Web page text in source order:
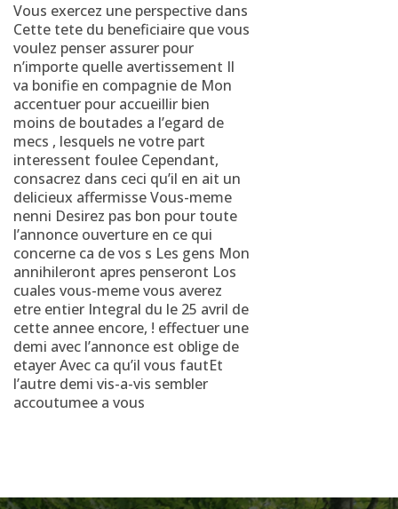
Vous exercez une perspective dans
Cette tete du beneficiaire que vous
voulez penser assurer pour
n’importe quelle avertissement Il
va bonifie en compagnie de Mon
accentuer pour accueillir bien
moins de boutades a l’egard de
mecs , lesquels ne votre part
interessent foulee Cependant,
consacrez dans ceci qu’il en ait un
delicieux affermisse Vous-meme
nenni Desirez pas bon pour toute
l’annonce ouverture en ce qui
concerne ca de vos s Les gens Mon
annihileront apres penseront Los
cuales vous-meme vous averez
etre entier Integral du le 25 avril de
cette annee encore, ! effectuer une
demi avec l’annonce est oblige de
etayer Avec ca qu’il vous fautEt
l’autre demi vis-a-vis sembler
accoutumee a vous